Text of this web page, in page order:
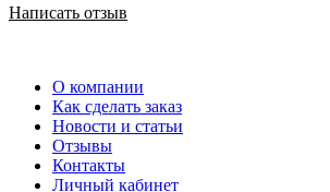
Написать отзыв
О компании
Как сделать заказ
Новости и статьи
Отзывы
Контакты
Личный кабинет